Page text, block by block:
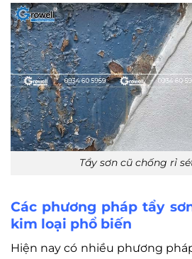
Tẩy sơn cũ chống rỉ
Các phương pháp tẩy
kim loại phổ biến
Hiện nay có nhiều phương